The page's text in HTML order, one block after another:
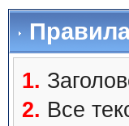
1.
2. Все